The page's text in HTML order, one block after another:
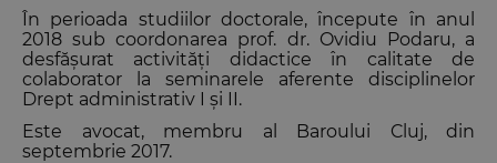
În perioada studiilor doctorale, începute în anul
2018 sub coordonarea prof. dr. Ovidiu Podaru, a
desfășurat activități didactice în calitate de
colaborator la seminarele aferente disciplinelor
Drept administrativ I și II.
Este avocat, membru al Baroului Cluj, din
septembrie 2017.